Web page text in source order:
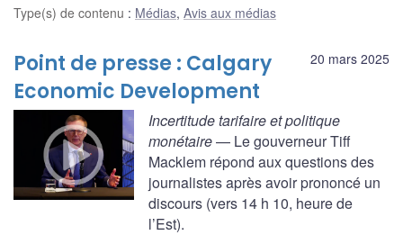
Type(s) de contenu : Médias, Avis aux médias
20 mars 2025
Point de presse : Calgary
Economic Development
Incertitude tarifaire et politique
monétaire— Le gouverneur Tiff
Macklem répond aux questions des
journalistes après avoir prononcé un
discours (vers 14 h 10, heure de
l’Est).